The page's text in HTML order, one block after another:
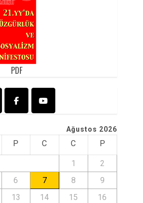
PDF
Ağustos 2026
P C C P
1
2
6 7 8
9
13 14 15
16